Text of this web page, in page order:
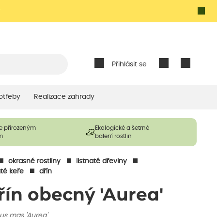
Přihlásit se
Realizace zahrady
přirozeným
Ekologické a šetrné
balení rostlin
okrasné rostliny
listnaté dřeviny
keře
dřín
obecný 'Aurea'